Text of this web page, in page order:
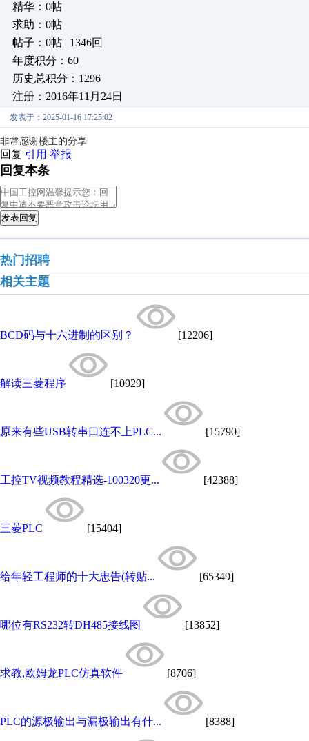
精华：0帖
求助：0帖
帖子：0帖 | 1346回
年度积分：60
历史总积分：1296
注册：2016年11月24日
发表于：2025-01-16 17:25:02
非常感谢楼主的分享
回复 引用 举报
回复本条
发表回复
热门招聘
相关主题
BCD码与十六进制的区别？ [12206]
解读三菱程序 [10929]
原来有些USB转串口连不上PLC... [15790]
工控TV视频教程精选-100320更... [42388]
三菱PLC [15404]
给年轻工程师的十大忠告(转贴... [65349]
哪位有RS232转DH485接线图 [13852]
求教,欧姆龙PLC仿真软件 [8706]
PLC的源极输出与漏极输出有什... [8388]